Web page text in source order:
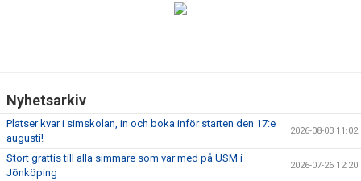
TRIATHLON
KLUBBKLÄDER
Nyhetsarkiv
Platser kvar i simskolan, in och boka inför starten den 17:e
augusti!
2026-08-03 11:02
Stort grattis till alla simmare som var med på USM i
Jönköping
2026-07-26 12:20